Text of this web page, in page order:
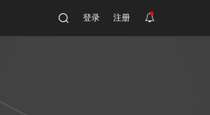
登录 注册